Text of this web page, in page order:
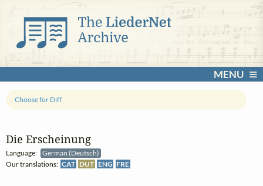
MENU
Die Erscheinung
Language:
German (Deutsch)
Our translations: CAT DUT ENG FRE
Choose for Diff